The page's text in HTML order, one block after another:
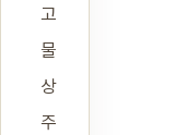
고
물
상
주